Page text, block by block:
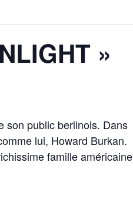
»
son public berlinois. Dans
lui, Howard Burkan.
famille américaine